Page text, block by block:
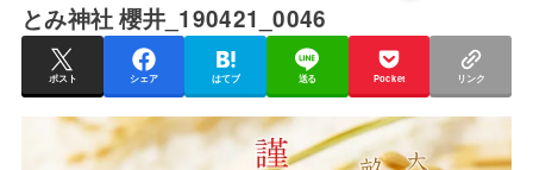
とみ神社 櫻井_190421_0046
ポスト シェア はてブ 送る Pocket リンク